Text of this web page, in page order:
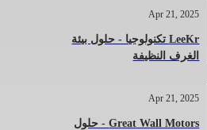
Apr 21, 2025
LeeKr تكنولوجيا - حلول بيئة
الغرف النظيفة
Apr 21, 2025
Great Wall Motors - حلول